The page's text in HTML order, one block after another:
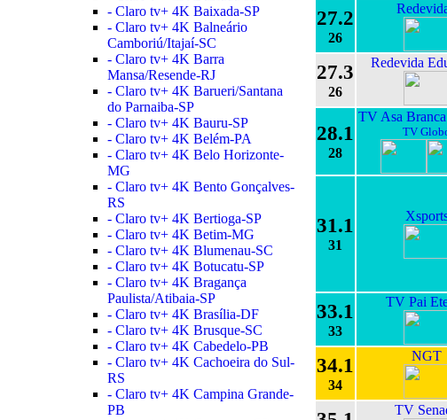
- Claro tv+ 4K Baixada-SP
- Claro tv+ 4K Balneário
Camboriú/Itajaí-SC
- Claro tv+ 4K Barra
Mansa/Resende-RJ
- Claro tv+ 4K Barueri/Santana
do Parnaiba-SP
- Claro tv+ 4K Bauru-SP
- Claro tv+ 4K Belém-PA
- Claro tv+ 4K Belo Horizonte-
MG
- Claro tv+ 4K Bento Gonçalves-
RS
- Claro tv+ 4K Bertioga-SP
- Claro tv+ 4K Betim-MG
- Claro tv+ 4K Blumenau-SC
- Claro tv+ 4K Botucatu-SP
- Claro tv+ 4K Bragança
Paulista/Atibaia-SP
- Claro tv+ 4K Brasília-DF
- Claro tv+ 4K Brusque-SC
- Claro tv+ 4K Cabedelo-PB
- Claro tv+ 4K Cachoeira do Sul-
RS
- Claro tv+ 4K Campina Grande-
PB
27.2
26
27.3
26
Redevida
28.1
28
TV Asa
TV
31.1
31
33.1
33
TV Pai
34.1
34
NGT
TV